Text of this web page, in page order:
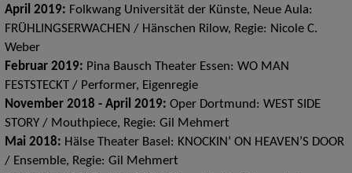
April 2019: Folkwang Universität der Künste, Neue Aula:
FRÜHLINGSERWACHEN / Hänschen Rilow, Regie: Nicole C.
Weber
Februar 2019: Pina Bausch Theater Essen: WO MAN
FESTSTECKT / Performer, Eigenregie
November 2018 - April 2019: Oper Dortmund: WEST SIDE
STORY / Mouthpiece, Regie: Gil Mehmert
Mai 2018: Hälse Theater Basel: KNOCKIN’ ON HEAVEN’S DOOR
/ Ensemble, Regie: Gil Mehmert